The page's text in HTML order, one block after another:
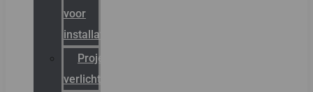
voor
installateurs
Projectreferenties
verlichting